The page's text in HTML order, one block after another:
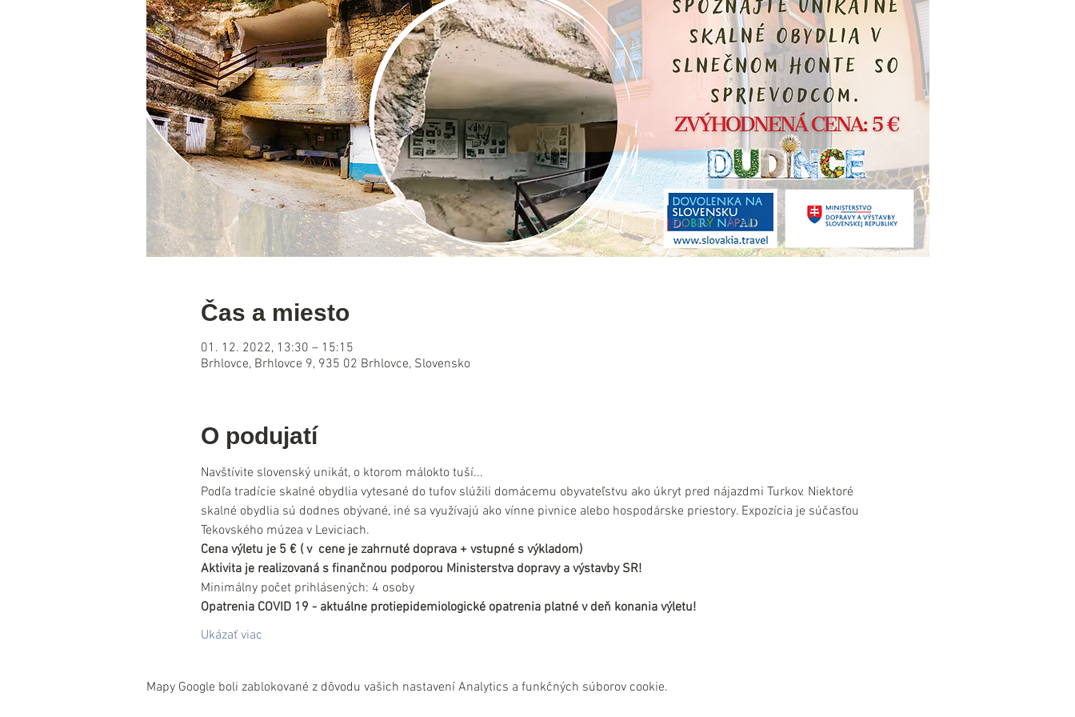
Čas a miesto
01. 12. 2022, 13:30 – 15:15
Brhlovce, Brhlovce 9, 935 02 Brhlovce, Slovensko
O podujatí
Navštívite slovenský unikát, o ktorom málokto tuší...
Podľa tradície skalné obydlia vytesané do tufov slúžili domácemu obyvateľstvu ako úkryt pred nájazdmi Turkov. Niektoré
skalné obydlia sú dodnes obývané, iné sa využívajú ako vínne pivnice alebo hospodárske priestory. Expozícia je súčasťou
Tekovského múzea v Leviciach.
Cena výletu je 5 € ( v  cene je zahrnuté doprava + vstupné s výkladom)
Aktivita je realizovaná s finančnou podporou Ministerstva dopravy a výstavby SR!
Minimálny počet prihlásených: 4 osoby
Opatrenia COVID 19 - aktuálne protiepidemiologické opatrenia platné v deň konania výletu!
Ukázať viac
Mapy Google boli zablokované z dôvodu vašich nastavení Analytics a funkčných súborov cookie.